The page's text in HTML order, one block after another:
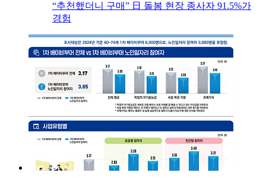
“추천했더니 구매” 日 돌봄 현장 종사자 91.5%가
경험